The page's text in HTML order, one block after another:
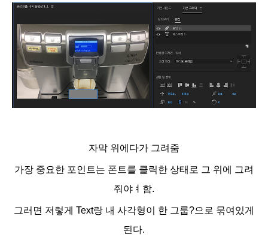
자막 위에다가 그려줌
가장 중요한 포인트는 폰트를 클릭한 상태로 그 위에 그려
줘야ㅕ함.
그러면 저렇게 Text랑 내 사각형이 한 그룹?으로 묶여있게
된다.